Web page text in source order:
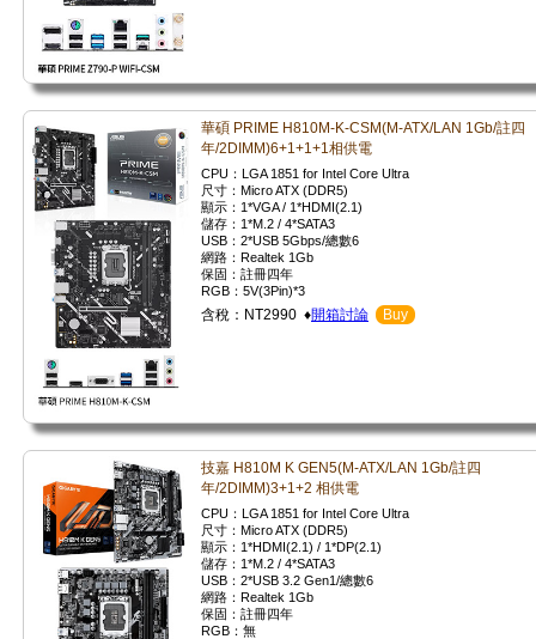
華碩 PRIME H810M-K-CSM(M-ATX/LAN 1Gb/註四
年/2DIMM)6+1+1+1相供電
CPU：LGA 1851 for Intel Core Ultra
尺寸：Micro ATX (DDR5)
顯示：1*VGA / 1*HDMI(2.1)
儲存：1*M.2 / 4*SATA3
USB：2*USB 5Gbps/總數6
網路：Realtek 1Gb
保固：註冊四年
RGB：5V(3Pin)*3
含稅：NT2990 ♦開箱討論 Buy
技嘉 H810M K GEN5(M-ATX/LAN 1Gb/註四
年/2DIMM)3+1+2 相供電
CPU：LGA 1851 for Intel Core Ultra
尺寸：Micro ATX (DDR5)
顯示：1*HDMI(2.1) / 1*DP(2.1)
儲存：1*M.2 / 4*SATA3
USB：2*USB 3.2 Gen1/總數6
網路：Realtek 1Gb
保固：註冊四年
RGB：無